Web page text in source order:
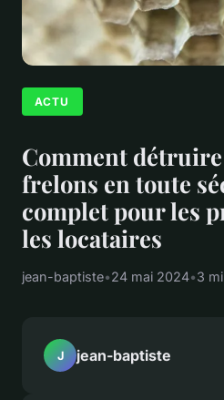
ACTU
Comment
frelons en toute
complet pour les
les locataires
jean-baptiste•24 mai 2024•3
J jean-baptiste